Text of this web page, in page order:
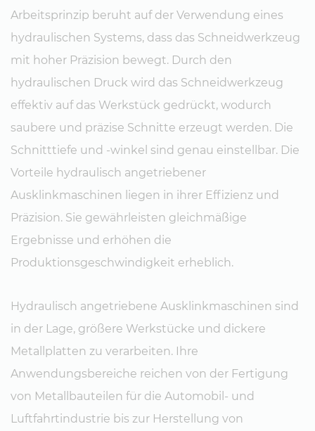
Arbeitsprinzip beruht auf der Verwendung eines
hydraulischen Systems, dass das Schneidwerkzeug
mit hoher Präzision bewegt. Durch den
hydraulischen Druck wird das Schneidwerkzeug
effektiv auf das Werkstück gedrückt, wodurch
saubere und präzise Schnitte erzeugt werden. Die
Schnitttiefe und -winkel sind genau einstellbar. Die
Vorteile hydraulisch angetriebener
Ausklinkmaschinen liegen in ihrer Effizienz und
Präzision. Sie gewährleisten gleichmäßige
Ergebnisse und erhöhen die
Produktionsgeschwindigkeit erheblich.
Hydraulisch angetriebene Ausklinkmaschinen sind
in der Lage, größere Werkstücke und dickere
Metallplatten zu verarbeiten. Ihre
Anwendungsbereiche reichen von der Fertigung
von Metallbauteilen für die Automobil- und
Luftfahrtindustrie bis zur Herstellung von